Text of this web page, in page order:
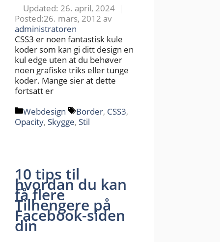
26. april, 2024
26. mars, 2012 av
administratoren
CSS3 er noen fantastisk kule
koder som kan gi ditt design en
kul edge uten at du behøver
noen grafiske triks eller tunge
koder. Mange sier at dette
fortsatt er
Kategorier
Webdesign Stikkord
Border, CSS3,
Opacity, Skygge, Stil
10 tips til
hvordan du kan
få flere
Tilhengere på
Facebook-siden
din